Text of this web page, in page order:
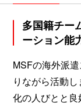
多国籍チー
ーション能
MSFの海外派
りながら活動
化の人びとと